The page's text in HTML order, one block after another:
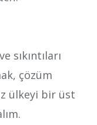
sıkıntıları
çözüm
ülkeyi bir üst